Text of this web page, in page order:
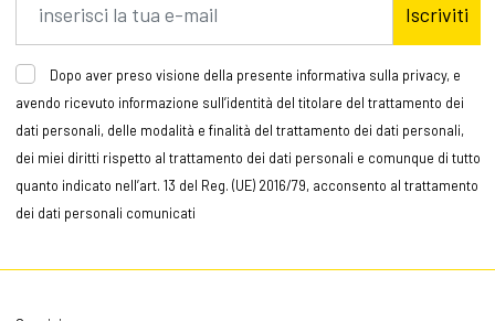
Iscriviti
Dopo aver preso visione della presente informativa sulla privacy, e
avendo ricevuto informazione sull’identità del titolare del trattamento dei
dati personali, delle modalità e finalità del trattamento dei dati personali,
dei miei diritti rispetto al trattamento dei dati personali e comunque di tutto
quanto indicato nell’art. 13 del Reg. (UE) 2016/79, acconsento al trattamento
dei dati personali comunicati